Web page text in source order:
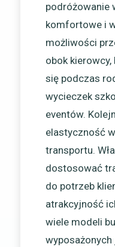
podróżowanie
komfortowe i
możliwości
obok
się podczas
wycieczek
eventów.
elastyczność
transportu.
dostosować
do potrzeb
atrakcyjność
wiele modeli